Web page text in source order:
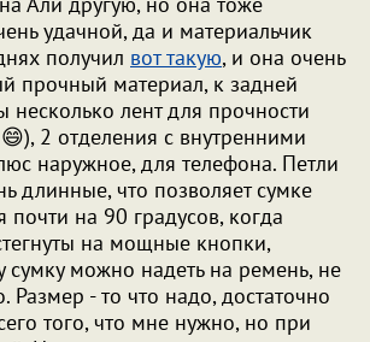
удачной, да и материальчик
получил вот такую, и она очень
прочный материал, к задней
несколько лент для прочности
😄), 2 отделения с внутренними
наружное, для телефона. Петли
длинные, что позволяет сумке
почти на 90 градусов, когда
на мощные кнопки,
сумку можно надеть на ремень, не
Размер - то что надо, достаточно
того, что мне нужно, но при